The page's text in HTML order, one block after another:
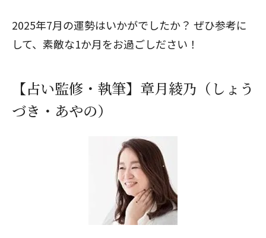
2025年7月の運勢はいかがでしたか？ ぜひ参考に
して、素敵な1か月をお過ごしださい！
【占い監修・執筆】章月綾乃（しょう
づき・あやの）